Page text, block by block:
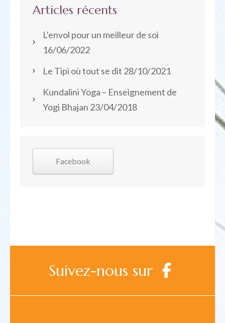
Articles récents
L’envol pour un meilleur de soi
16/06/2022
Le Tipi où tout se dit 28/10/2021
Kundalini Yoga – Enseignement de
Yogi Bhajan 23/04/2018
Facebook
Suivez-nous sur